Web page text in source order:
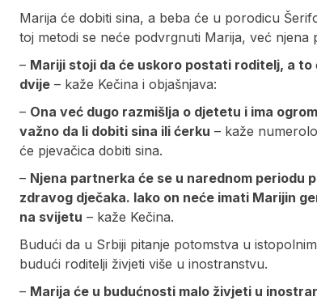
Marija će dobiti sina, a beba će u porodicu
toj metodi se neće podvrgnuti Marija, već
– Mariji stoji da će uskoro postati roditelj, a
dvije – kaže Kečina i objašnjava:
– Ona već dugo razmišlja o djetetu i ima
važno da li dobiti sina ili ćerku – kaže
će pjevačica dobiti sina.
– Njena partnerka će se u narednom periodu
zdravog dječaka. Iako on neće imati Marijin
na svijetu – kaže Kečina.
Budući da u Srbiji pitanje potomstva u
budući roditelji živjeti više u inostranstvu.
– Marija će u budućnosti malo živjeti u